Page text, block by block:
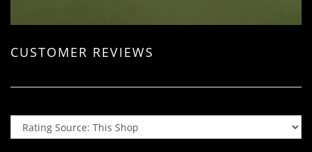
CUSTOMER REVIEWS